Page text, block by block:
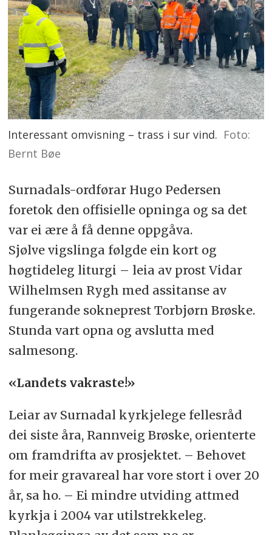
Interessant omvisning – trass i sur vind. Foto:
Bernt Bøe
Surnadals-ordførar Hugo Pedersen
foretok den offisielle opninga og sa det
var ei ære å få denne oppgåva.
Sjølve vigslinga følgde ein kort og
høgtideleg liturgi – leia av prost Vidar
Wilhelmsen Rygh med assitanse av
fungerande sokneprest Torbjørn Brøske.
Stunda vart opna og avslutta med
salmesong.
«Landets vakraste!»
Leiar av Surnadal kyrkjelege fellesråd
dei siste åra, Rannveig Brøske, orienterte
om framdrifta av prosjektet. – Behovet
for meir gravareal har vore stort i over 20
år, sa ho. – Ei mindre utviding attmed
kyrkja i 2004 var utilstrekkeleg.